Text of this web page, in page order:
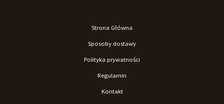
Strona Główna
Sposoby dostawy
Polityka prywatności
Regulamin
Kontakt